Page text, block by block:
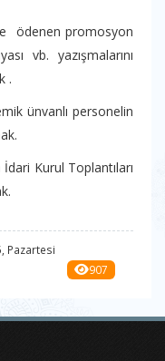
promosyon
vb. yazışmalarını
.
ünvanlı personelin
Kurul Toplantıları
Pazartesi
907